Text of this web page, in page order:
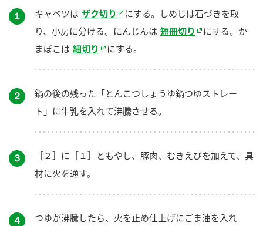
１ キャベツは ザク切り
にする。しめじは石づきを取
り、小房に分ける。にんじんは 短冊切り
にする。か
まぼこは 細切り にする。
２
鍋の後の残った「とんこつしょうゆ鍋つゆストレー
ト」に牛乳を入れて沸騰させる。
３
［２］に［１］ともやし、豚肉、むきえびを加えて、具
材に火を通す。
４
つゆが沸騰したら、火を止め仕上げにごま油を入れ